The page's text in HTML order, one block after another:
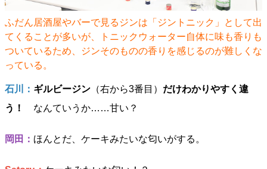
ふだん居酒屋やバーで見るジンは「ジントニック」として出
てくることが多いが、トニックウォーター自体に味も香りも
ついているため、ジンそのものの香りを感じるのが難しくな
っている。
石川： ギルビージン （右から3番目） だけわかりやすく違
う！
なんていうか……甘い？
岡田： ほんとだ、ケーキみたいな匂いがする。